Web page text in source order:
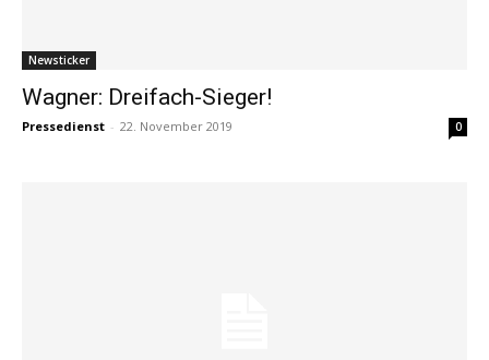
Newsticker
Wagner: Dreifach-Sieger!
Pressedienst - 22. November 2019 0